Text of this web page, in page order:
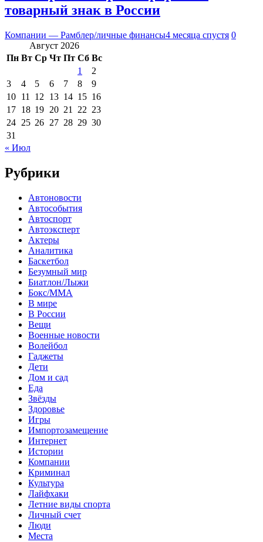
товарный знак в России
Компании — Рамблер/личные финансы4 месяца спустя 0
Август 2026
Пн Вт Ср Чт Пт Сб Вс
1
2
3
4 5 6 7 8
9
10 11 12 13 14 15 16
17 18 19 20 21 22 23
24 25 26 27 28 29 30
31
« Июл
Рубрики
Автоновости
Автособытия
Автоспорт
Автоэксперт
Актеры
Аналитика
Баскетбол
Безумный мир
Биатлон/Лыжи
Бокс/MMA
В мире
В России
Вещи
Военные новости
Волейбол
Гаджеты
Дети
Дом и сад
Еда
Звёзды
Здоровье
Игры
Импортозамещение
Интернет
Истории
Компании
Криминал
Культура
Лайфхаки
Летние виды спорта
Личный счет
Люди
Места